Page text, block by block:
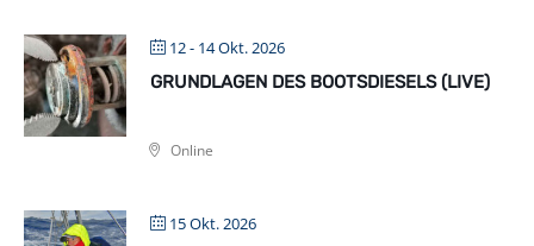
12 - 14 Okt. 2026
GRUNDLAGEN DES BOOTSDIESELS (LIVE)
Online
15 Okt. 2026